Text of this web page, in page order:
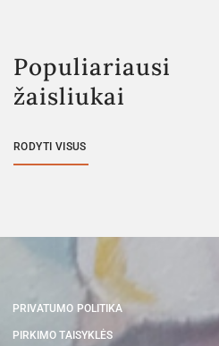
Populiariausi
žaisliukai
RODYTI VISUS
PRIVATUMO POLITIKA
PIRKIMO TAISYKLĖS